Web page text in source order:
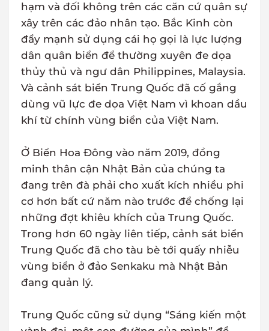
hạm và đối không trên các căn cứ quân sự
xây trên các đảo nhân tạo. Bắc Kinh còn
đẩy mạnh sử dụng cái họ gọi là lực lượng
dân quân biển để thường xuyên đe dọa
thủy thủ và ngư dân Philippines, Malaysia.
Và cảnh sát biển Trung Quốc đã cố gắng
dùng vũ lực đe dọa Việt Nam vì khoan dầu
khí từ chính vùng biển của Việt Nam.
Ở Biển Hoa Đông vào năm 2019, đồng
minh thân cận Nhật Bản của chúng ta
đang trên đà phải cho xuất kích nhiều phi
cơ hơn bất cứ năm nào trước để chống lại
những đợt khiêu khích của Trung Quốc.
Trong hơn 60 ngày liên tiếp, cảnh sát biển
Trung Quốc đã cho tàu bè tới quấy nhiễu
vùng biển ở đảo Senkaku mà Nhật Bản
đang quản lý.
Trung Quốc cũng sử dụng “Sáng kiến một